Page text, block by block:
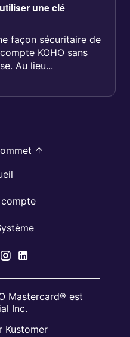
une clé
façon sécuritaire de
KOHO sans
Au lieu...
Mastercard® est
Inc.
Kustomer